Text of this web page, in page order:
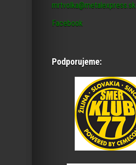
mrtvolka@metalexpress.sk
Facebook
Podporujeme: